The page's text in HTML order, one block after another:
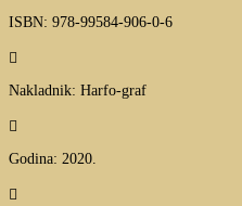
ISBN: 978-99584-906-0-6

Nakladnik: Harfo-graf

Godina: 2020.
